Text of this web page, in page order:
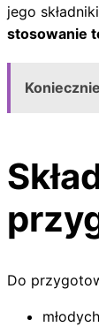
jego
stosowanie
Do